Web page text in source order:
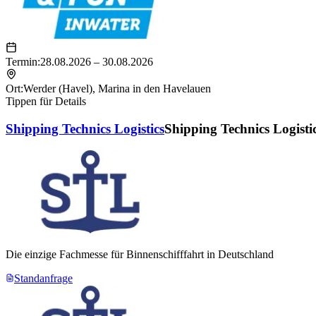
Termin:28.08.2026 – 30.08.2026
Ort:Werder (Havel), Marina in den Havelauen
Tippen für Details
Shipping Technics LogisticsShipping Technics
Die einzige Fachmesse für Binnenschifffahrt in Deutschland
Standanfrage